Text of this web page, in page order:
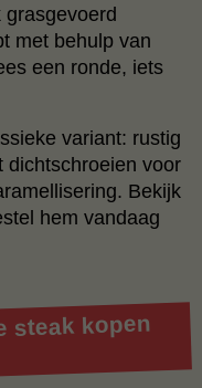
grasgevoerd
met behulp van
een ronde, iets
variant: rustig
dichtschroeien voor
Bekijk
hem vandaag
steak kopen